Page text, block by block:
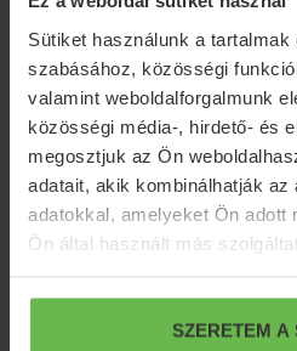
Sütiket használunk a
szabásához, közösségi
valamint weboldalforgalmunk
közösségi média-, hirdető- és
megosztjuk az Ön
adatait, akik kombinálhatják az
adatokkal, amelyeket Ön adott
Ön által használt más
SZERETEM A
Hírlevél
Iratkozzon fel
megkapja legjobb
híreinket!
FELIRATKOZOM